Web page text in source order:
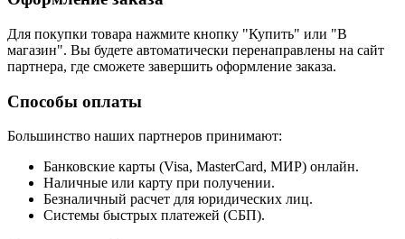
Для покупки товара нажмите кнопку "Купить" или "В
магазин". Вы будете автоматически перенаправлены на сайт
партнера, где сможете завершить оформление заказа.
Способы оплаты
Большинство наших партнеров принимают:
Банковские карты (Visa, MasterCard, МИР) онлайн.
Наличные или карту при получении.
Безналичный расчет для юридических лиц.
Системы быстрых платежей (СБП).